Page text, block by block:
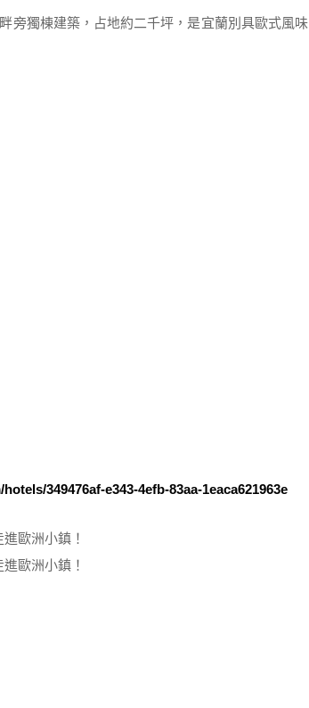
旁獨棟建築，占地約二千坪，是宜蘭別具歐式風味
349476af-e343-4efb-83aa-1eaca621963e